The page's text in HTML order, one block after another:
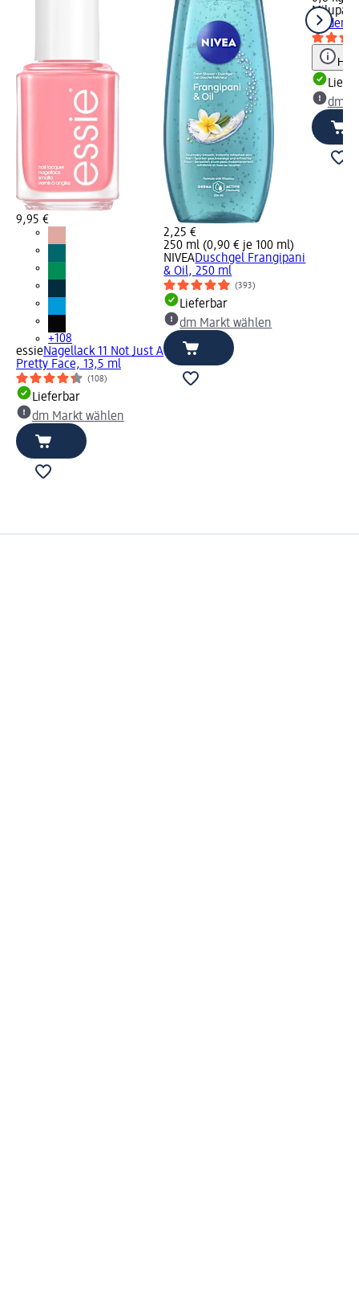
9,95 €
+108
essieNagellack 11 Not Just A
Pretty Face, 13,5 ml
(108)
Lieferbar
dm Markt wählen
2,25 €
250 ml (0,90 € je 100 ml)
NIVEADuschgel Frangipani
& Oil, 250 ml
(393)
Lieferbar
dm Markt wählen
Milupa
ab dem
dm